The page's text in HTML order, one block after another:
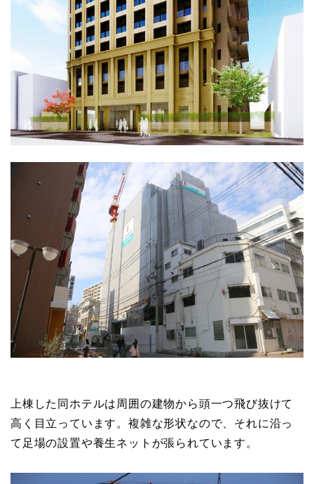
上棟した同ホテルは周囲の建物から頭一つ飛び抜けて
高く目立っています。複雑な形状なので、それに沿っ
て足場の設置や養生ネットが張られています。